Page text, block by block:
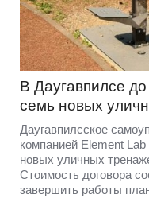
В Даугавпилсе
семь новых
Даугавпилсское
компанией Element Lab
новых уличных
Стоимость договора
завершить работы